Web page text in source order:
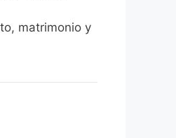
matrimonio y